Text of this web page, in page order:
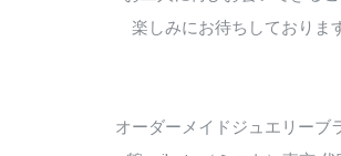
楽しみにお待ちしておりま
オーダーメイドジュエリーブ